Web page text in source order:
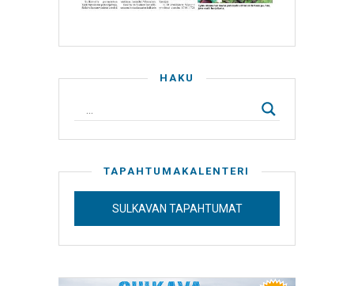
HAKU
TAPAHTUMAKALENTERI
SULKAVAN TAPAHTUMAT